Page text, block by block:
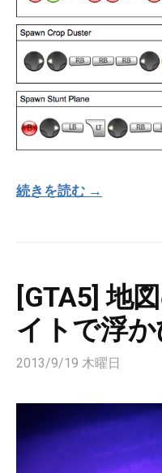
続きを読む →
[GTA5] 地
イトで浮
2013/9/19 木曜日